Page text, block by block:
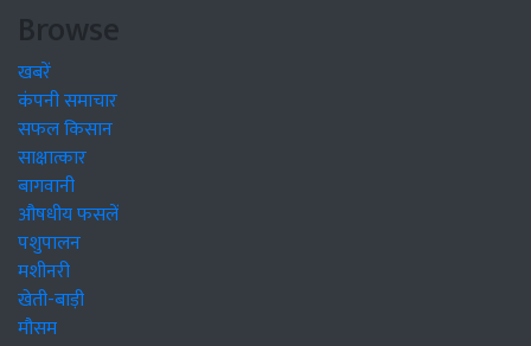
Browse
खबरें
कंपनी समाचार
सफल किसान
साक्षात्कार
बागवानी
औषधीय फसलें
पशुपालन
मशीनरी
खेती-बाड़ी
मौसम